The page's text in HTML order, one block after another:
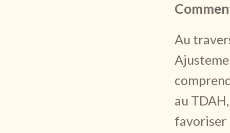
Au
au
favoriser